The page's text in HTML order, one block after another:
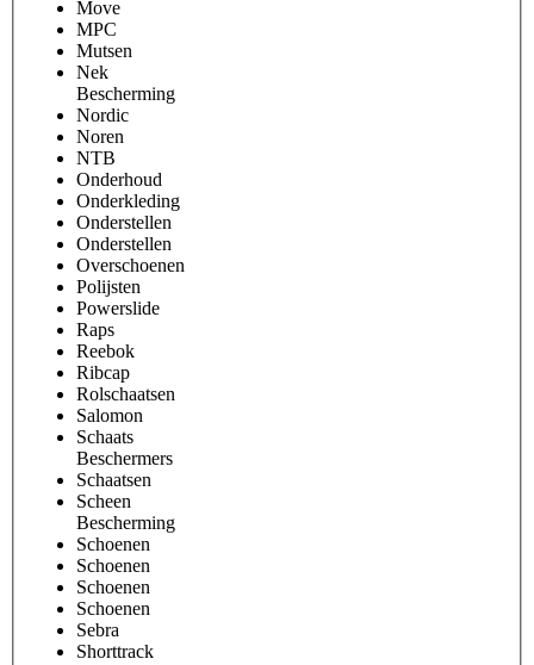
Move
MPC
Mutsen
Nek
Bescherming
Nordic
Noren
NTB
Onderhoud
Onderkleding
Onderstellen
Onderstellen
Overschoenen
Polijsten
Powerslide
Raps
Reebok
Ribcap
Rolschaatsen
Salomon
Schaats
Beschermers
Schaatsen
Scheen
Bescherming
Schoenen
Schoenen
Schoenen
Schoenen
Sebra
Shorttrack